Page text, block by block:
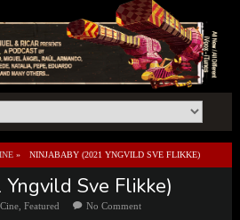
» NINJABABY (2021 YNGVILD SVE FLIKKE)
Sve Flikke)
Cine, Featured No Comment